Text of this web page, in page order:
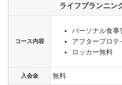
ライフプランニン
コース内容
パーソナル食事
アフタープロテ
ロッカー無料
入会金 無料